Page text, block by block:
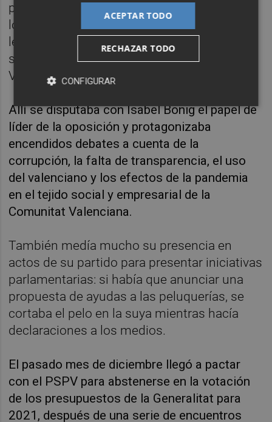
partido a la presidencia de la Generalitat;
logró 18 escaños (5 más que en la anterior
legislatura) y desde entonces ejercía como
síndic de la formación en Les Corts
Valencianes.
Allí se disputaba con Isabel Bonig el papel de
líder de la oposición y protagonizaba
encendidos debates a cuenta de la
corrupción, la falta de transparencia, el uso
del valenciano y los efectos de la pandemia
en el tejido social y empresarial de la
Comunitat Valenciana.
También medía mucho su presencia en
actos de su partido para presentar iniciativas
parlamentarias: si había que anunciar una
propuesta de ayudas a las peluquerías, se
cortaba el pelo en la suya mientras hacía
declaraciones a los medios.
El pasado mes de diciembre llegó a pactar
con el PSPV para abstenerse en la votación
de los presupuestos de la Generalitat para
2021, después de una serie de encuentros
ACEPTAR TODO
RECHAZAR TODO
CONFIGURAR